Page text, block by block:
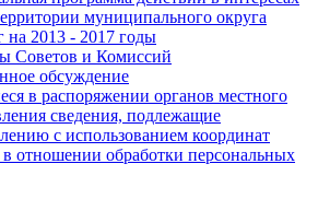
муниципального округа
на 2013 - 2017 годы
Советов и Комиссий
обсуждение
в распоряжении органов местного
сведения, подлежащие
с использованием координат
отношении обработки персональных